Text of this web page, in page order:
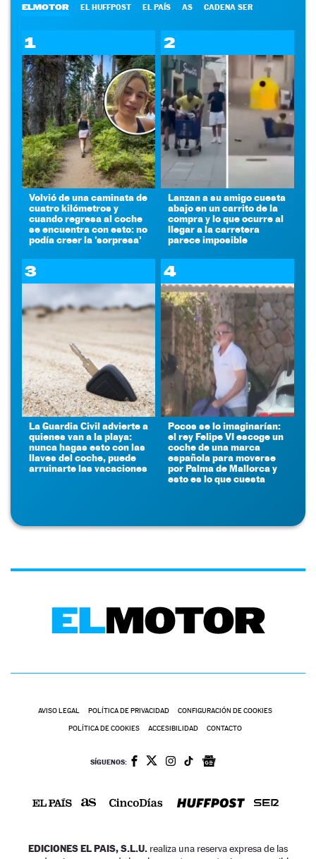
ELMOTOR EL HUFFPOST EL PAÍS AS CADENA SER
1
Volvió de una caminata de
cuatro kilómetros y
cuando regresa al coche
se encuentra con esto: no
podía creer la 'sorpresa'
2
Lanzan a su amigo cuesta
abajo en un carrito de la
compra y lo que ocurre al
llegar a la carretera
parece imposible
3
La Guardia Civil advierte a
quienes van a la playa:
nunca hagas esto con las
llaves del coche, puede
arruinarte las vacaciones
4
Pocos se lo imaginarían:
el rey Felipe VI escoge un
coche de una marca
española para moverse
por Palma de Mallorca y
esto es lo que cuesta
AVISO LEGAL POLÍTICA DE PRIVACIDAD CONFIGURACIÓN DE COOKIES
POLÍTICA DE COOKIES ACCESIBILIDAD CONTACTO
SÍGUENOS:
EDICIONES EL PAIS, S.L.U. realiza una reserva expresa de las